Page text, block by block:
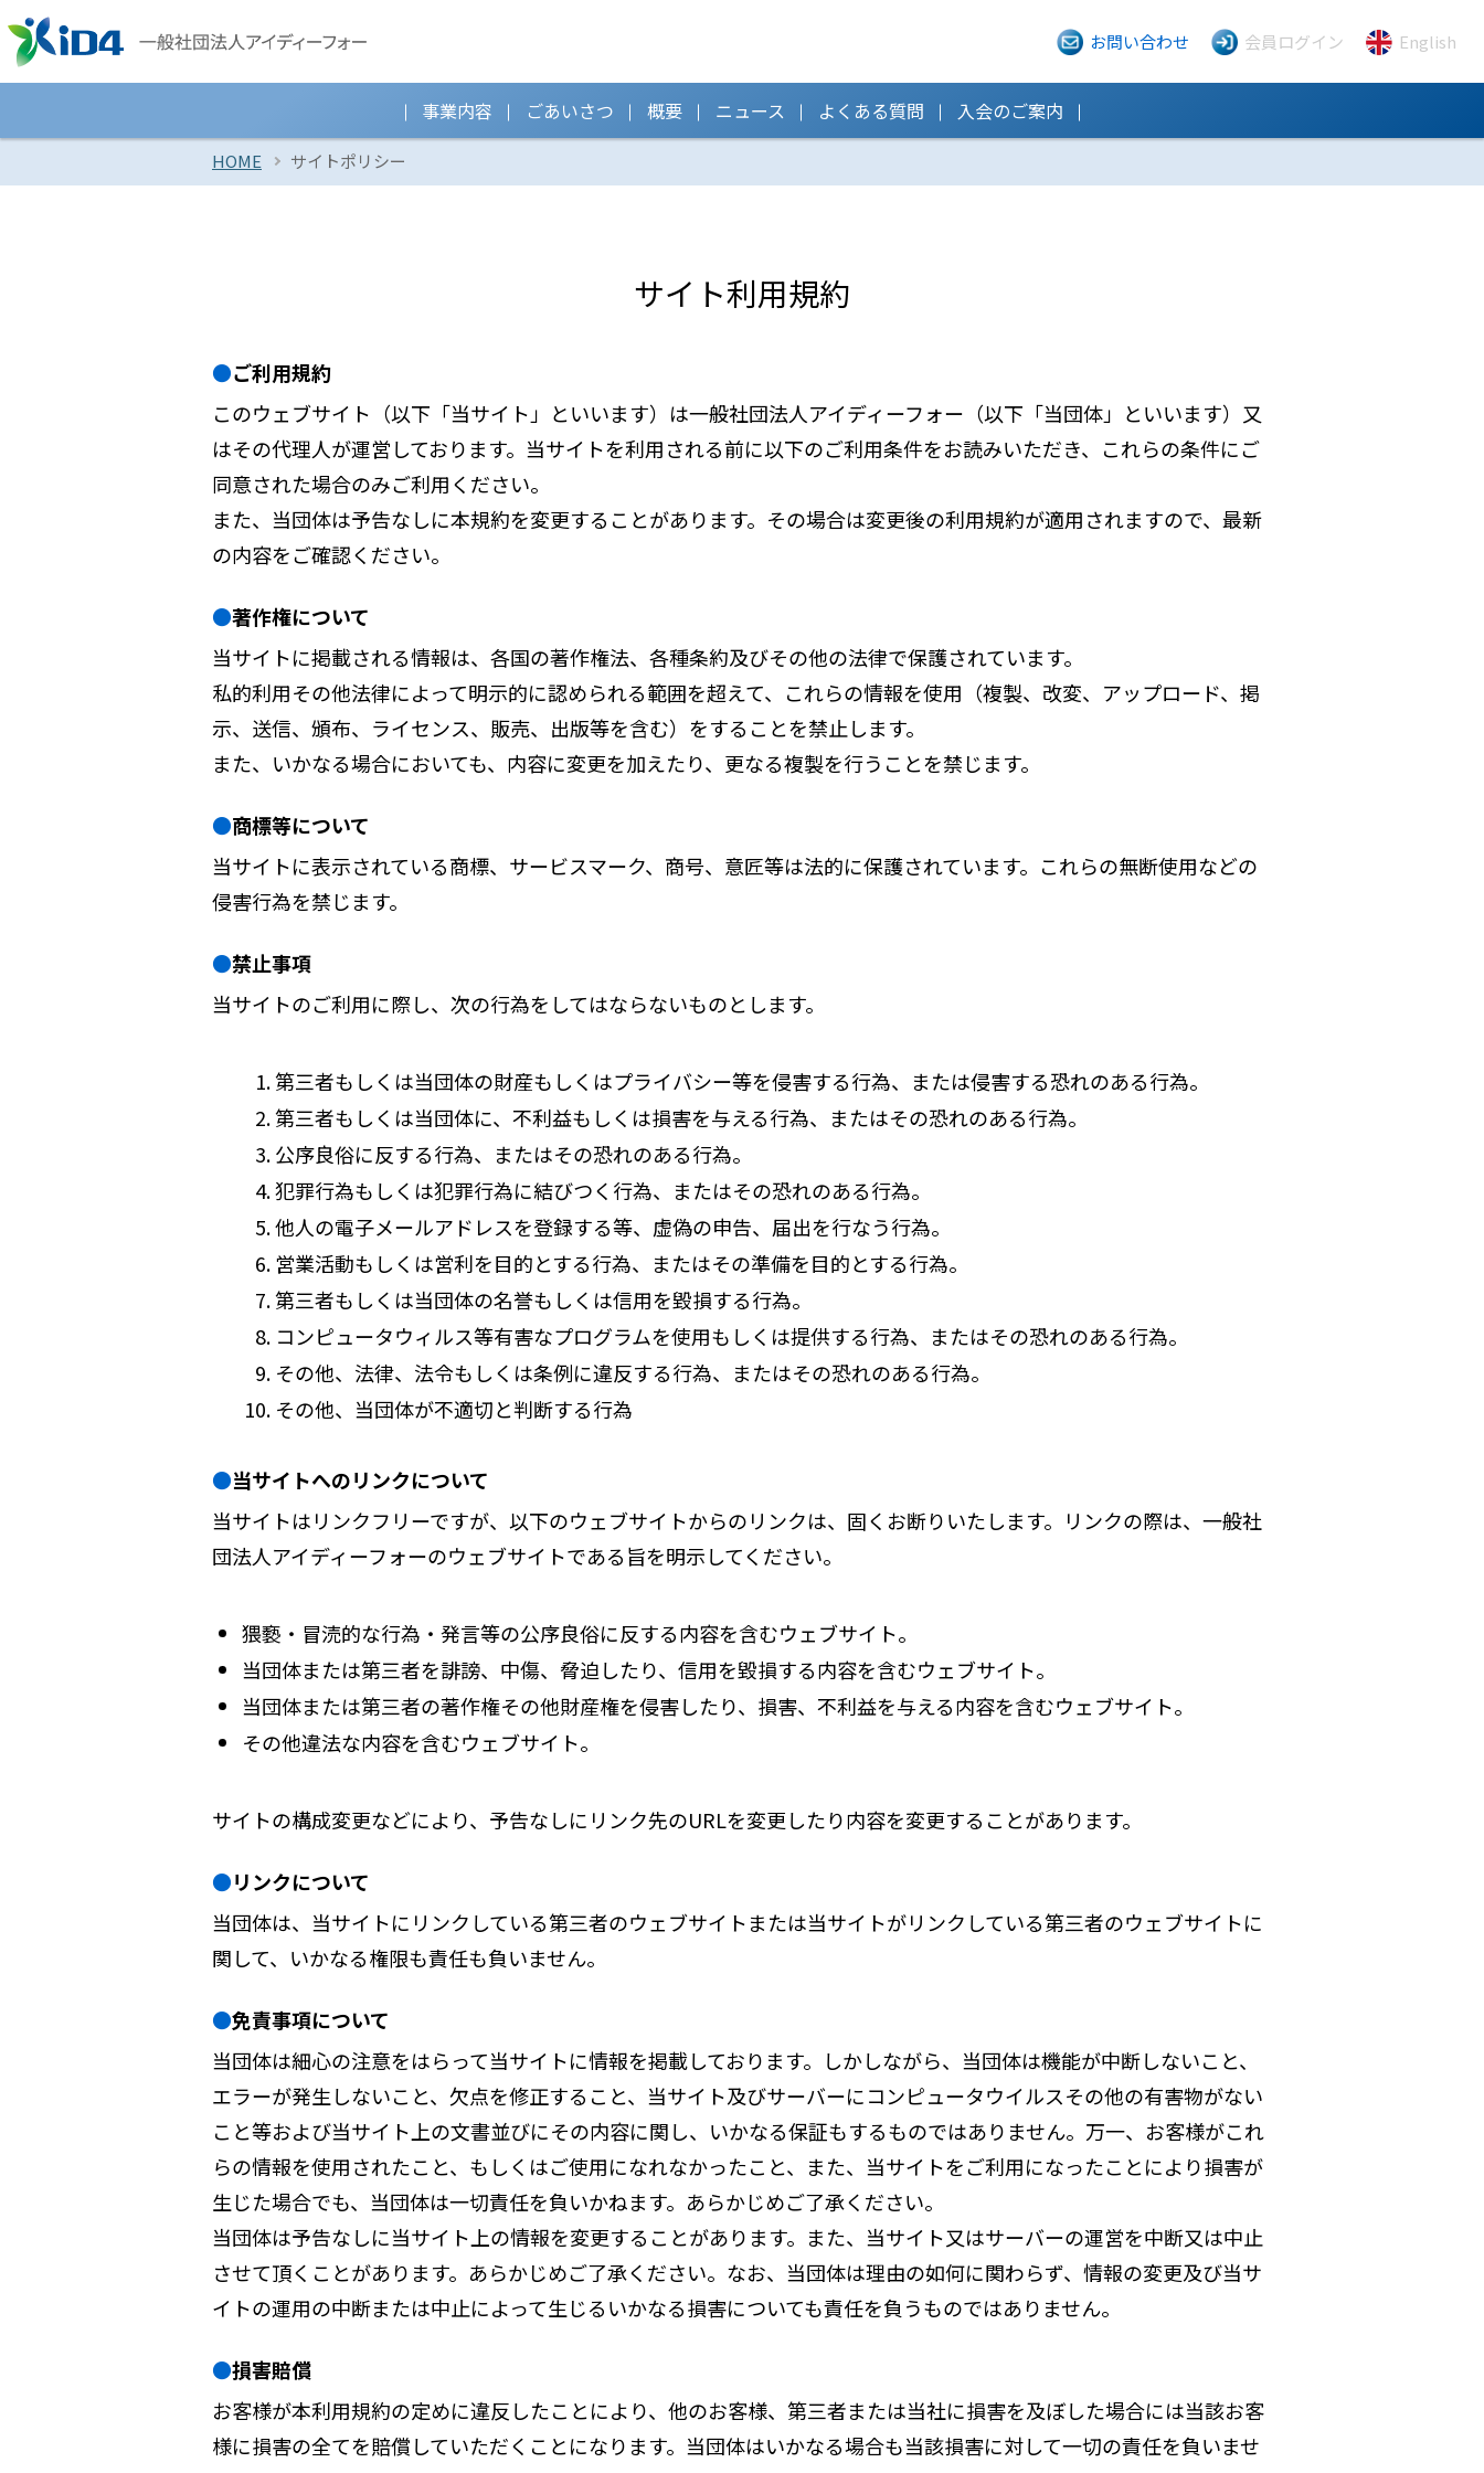
お問い合わせ 会員ログイン English
事業内容 ごあいさつ 概要 ニュース よくある質問 入会のご案内
HOME サイトポリシー
サイト利用規約
ご利用規約
このウェブサイト（以下「当サイト」といいます）は一般社団法人アイディーフォー（以下「当団体」といいます）又
はその代理人が運営しております。当サイトを利用される前に以下のご利用条件をお読みいただき、これらの条件にご
同意された場合のみご利用ください。
また、当団体は予告なしに本規約を変更することがあります。その場合は変更後の利用規約が適用されますので、最新
の内容をご確認ください。
著作権について
当サイトに掲載される情報は、各国の著作権法、各種条約及びその他の法律で保護されています。
私的利用その他法律によって明示的に認められる範囲を超えて、これらの情報を使用（複製、改変、アップロード、掲
示、送信、頒布、ライセンス、販売、出版等を含む）をすることを禁止します。
また、いかなる場合においても、内容に変更を加えたり、更なる複製を行うことを禁じます。
商標等について
当サイトに表示されている商標、サービスマーク、商号、意匠等は法的に保護されています。これらの無断使用などの
侵害行為を禁じます。
禁止事項
当サイトのご利用に際し、次の行為をしてはならないものとします。
第三者もしくは当団体の財産もしくはプライバシー等を侵害する行為、または侵害する恐れのある行為。
第三者もしくは当団体に、不利益もしくは損害を与える行為、またはその恐れのある行為。
公序良俗に反する行為、またはその恐れのある行為。
犯罪行為もしくは犯罪行為に結びつく行為、またはその恐れのある行為。
他人の電子メールアドレスを登録する等、虚偽の申告、届出を行なう行為。
営業活動もしくは営利を目的とする行為、またはその準備を目的とする行為。
第三者もしくは当団体の名誉もしくは信用を毀損する行為。
コンピュータウィルス等有害なプログラムを使用もしくは提供する行為、またはその恐れのある行為。
その他、法律、法令もしくは条例に違反する行為、またはその恐れのある行為。
その他、当団体が不適切と判断する行為
当サイトへのリンクについて
当サイトはリンクフリーですが、以下のウェブサイトからのリンクは、固くお断りいたします。リンクの際は、一般社
団法人アイディーフォーのウェブサイトである旨を明示してください。
猥褻・冒涜的な行為・発言等の公序良俗に反する内容を含むウェブサイト。
当団体または第三者を誹謗、中傷、脅迫したり、信用を毀損する内容を含むウェブサイト。
当団体または第三者の著作権その他財産権を侵害したり、損害、不利益を与える内容を含むウェブサイト。
その他違法な内容を含むウェブサイト。
サイトの構成変更などにより、予告なしにリンク先のURLを変更したり内容を変更することがあります。
リンクについて
当団体は、当サイトにリンクしている第三者のウェブサイトまたは当サイトがリンクしている第三者のウェブサイトに
関して、いかなる権限も責任も負いません。
免責事項について
当団体は細心の注意をはらって当サイトに情報を掲載しております。しかしながら、当団体は機能が中断しないこと、
エラーが発生しないこと、欠点を修正すること、当サイト及びサーバーにコンピュータウイルスその他の有害物がない
こと等および当サイト上の文書並びにその内容に関し、いかなる保証もするものではありません。万一、お客様がこれ
らの情報を使用されたこと、もしくはご使用になれなかったこと、また、当サイトをご利用になったことにより損害が
生じた場合でも、当団体は一切責任を負いかねます。あらかじめご了承ください。
当団体は予告なしに当サイト上の情報を変更することがあります。また、当サイト又はサーバーの運営を中断又は中止
させて頂くことがあります。あらかじめご了承ください。なお、当団体は理由の如何に関わらず、情報の変更及び当サ
イトの運用の中断または中止によって生じるいかなる損害についても責任を負うものではありません。
損害賠償
お客様が本利用規約の定めに違反したことにより、他のお客様、第三者または当社に損害を及ぼした場合には当該お客
様に損害の全てを賠償していただくことになります。当団体はいかなる場合も当該損害に対して一切の責任を負いませ